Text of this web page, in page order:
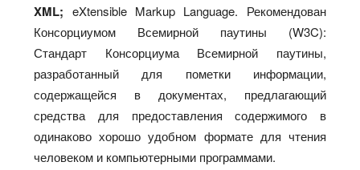
XML; eXtensible Markup Language. Рекомендован
Консорциумом Всемирной паутины (W3C):
Стандарт Консорциума Всемирной паутины,
разработанный для пометки информации,
содержащейся в документах, предлагающий
средства для предоставления содержимого в
одинаково хорошо удобном формате для чтения
человеком и компьютерными программами.